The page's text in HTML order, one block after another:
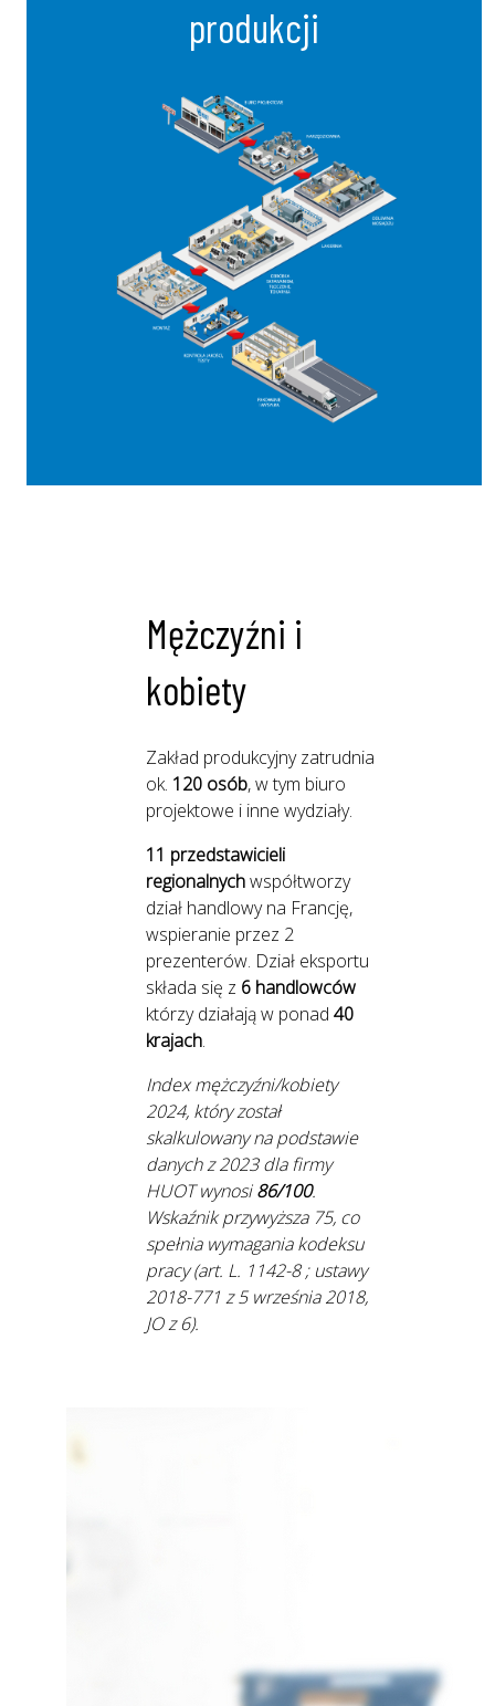
produkcji
Mężczyźni i
kobiety
Zakład produkcyjny zatrudnia
ok. 120 osób, w tym biuro
projektowe i inne wydziały.
11 przedstawicieli
regionalnychwspółtworzy
dział handlowy na Francję,
wspieranie przez 2
prezenterów. Dział eksportu
składa się z 6 handlowców
którzy działają w ponad 40
krajach.
Index mężczyźni/kobiety
2024, który został
skalkulowany na podstawie
danych z 2023 dla firmy
HUOT wynosi86/100.
Wskaźnik przywyższa 75, co
spełnia wymagania kodeksu
pracy (art. L. 1142-8 ; ustawy
2018-771 z 5 września 2018,
JO z 6).